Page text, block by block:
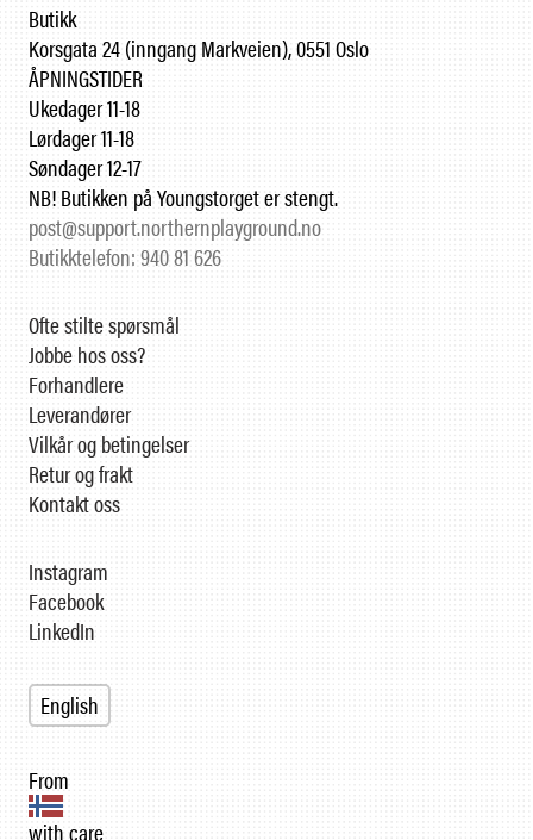
Butikk
Korsgata 24 (inngang Markveien), 0551 Oslo
ÅPNINGSTIDER
Ukedager 11-18
Lørdager 11-18
Søndager 12-17
NB! Butikken på Youngstorget er stengt.
post@support.northernplayground.no
Butikktelefon: 940 81 626
Ofte stilte spørsmål
Jobbe hos oss?
Forhandlere
Leverandører
Vilkår og betingelser
Retur og frakt
Kontakt oss
From
with care
Instagram
Facebook
LinkedIn
English